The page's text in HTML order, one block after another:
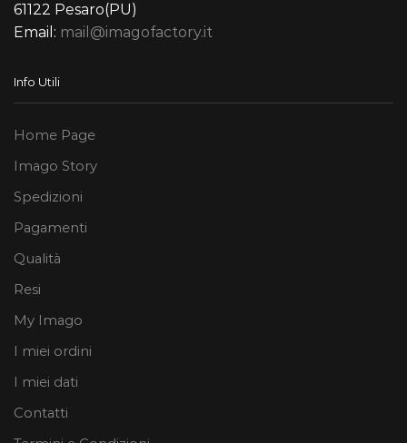
61122 Pesaro(PU)
Email: mail@imagofactory.it
Info Utili
Home Page
Imago Story
Spedizioni
Pagamenti
Qualità
Resi
My Imago
I miei ordini
I miei dati
Contatti